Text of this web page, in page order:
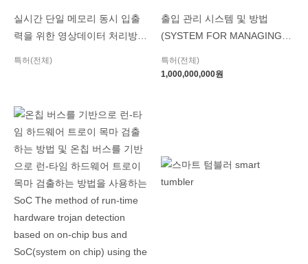
실시간 단일 메모리 동시 입출
력을 위한 영상데이터 처리방법
input/output access
특허(전체)
출입 관리 시스템 및 방법
(SYSTEM FOR MANAGING
THEREOF METHOD)
특허(전체)
1,000,000,000원